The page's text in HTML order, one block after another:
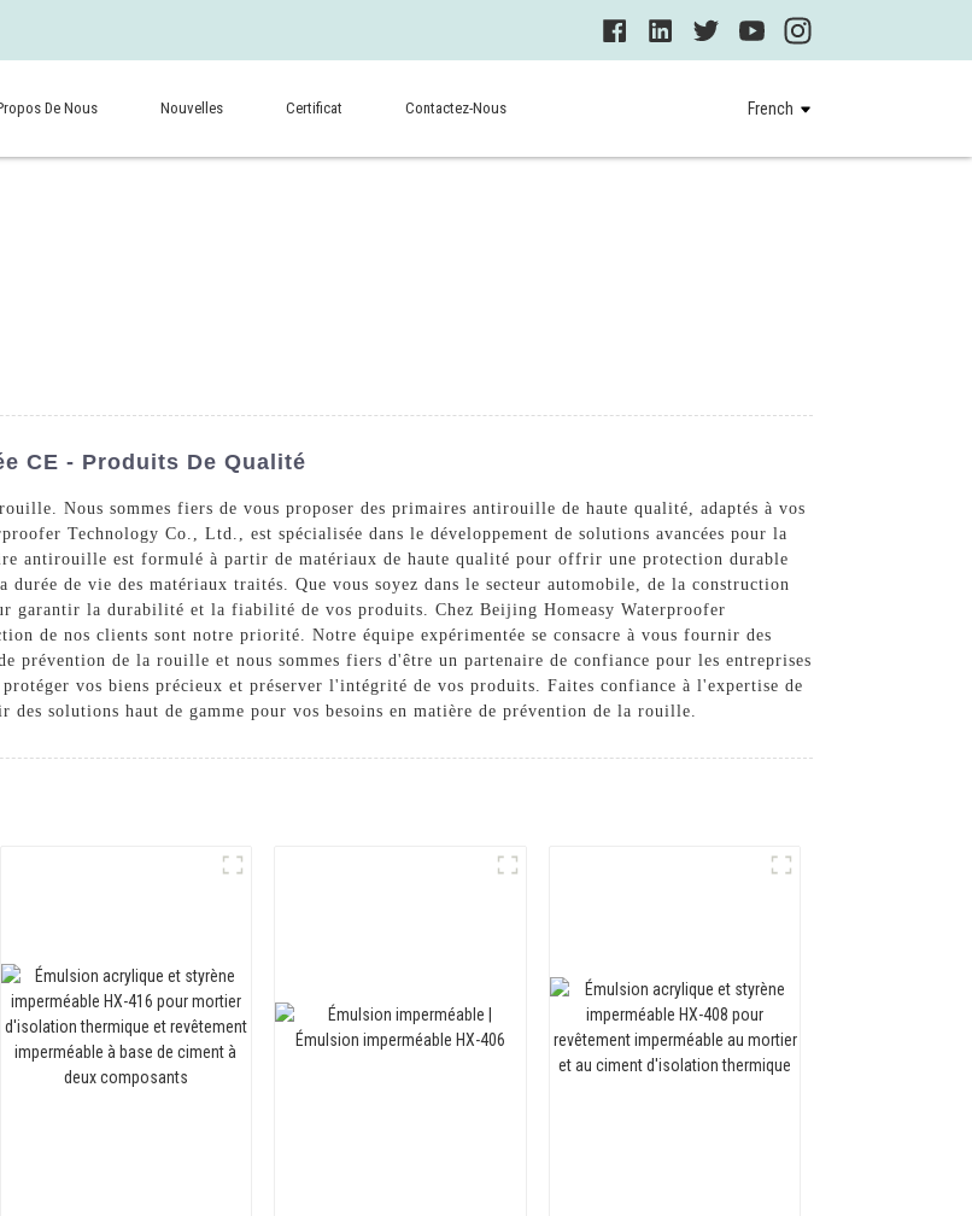
De Nous Nouvelles Certificat Contactez-Nous French
CE - Produits De Qualité
Nous sommes fiers de vous proposer des primaires antirouille de haute qualité, adaptés à vos
Technology Co., Ltd., est spécialisée dans le développement de solutions avancées pour la
antirouille est formulé à partir de matériaux de haute qualité pour offrir une protection durable
de vie des matériaux traités. Que vous soyez dans le secteur automobile, de la construction
la durabilité et la fiabilité de vos produits. Chez Beijing Homeasy Waterproofer
de nos clients sont notre priorité. Notre équipe expérimentée se consacre à vous fournir des
prévention de la rouille et nous sommes fiers d'être un partenaire de confiance pour les entreprises
vos biens précieux et préserver l'intégrité de vos produits. Faites confiance à l'expertise de
solutions haut de gamme pour vos besoins en matière de prévention de la rouille.